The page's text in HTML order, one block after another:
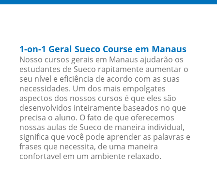
1-on-1 Geral Sueco Course em Manaus
Nosso cursos gerais em Manaus ajudarão os
estudantes de Sueco rapitamente aumentar o
seu nível e eficiência de acordo com as suas
necessidades. Um dos mais empolgates
aspectos dos nossos cursos é que eles são
desenvolvidos inteiramente baseados no que
precisa o aluno. O fato de que oferecemos
nossas aulas de Sueco de maneira individual,
significa que você pode aprender as palavras e
frases que necessita, de uma maneira
confortavel em um ambiente relaxado.